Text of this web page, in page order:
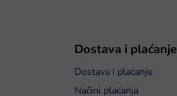
Dostava i plaćanje
Dostava i plaćanje
Načini plaćanja